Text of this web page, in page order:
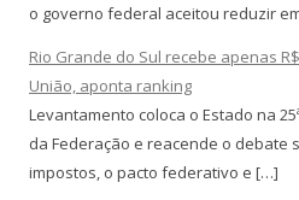
o governo federal aceitou reduzir
Rio Grande do Sul recebe apenas
União, aponta ranking
Levantamento coloca o Estado na
da Federação e reacende o debate
impostos, o pacto federativo e […]